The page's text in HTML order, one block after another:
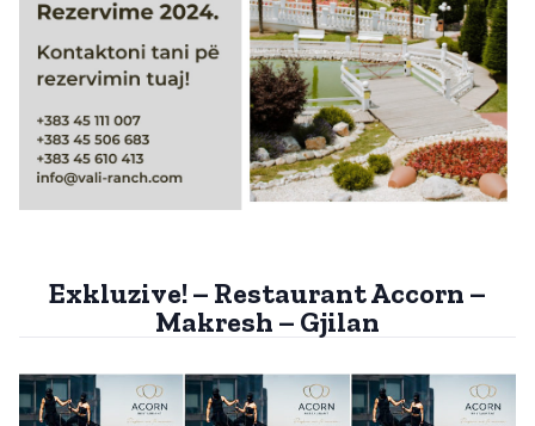
Exkluzive! – Restaurant Accorn –
Makresh – Gjilan